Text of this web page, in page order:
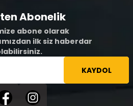
Abonelik
abone olarak
ilk siz haberdar
KAYDOL